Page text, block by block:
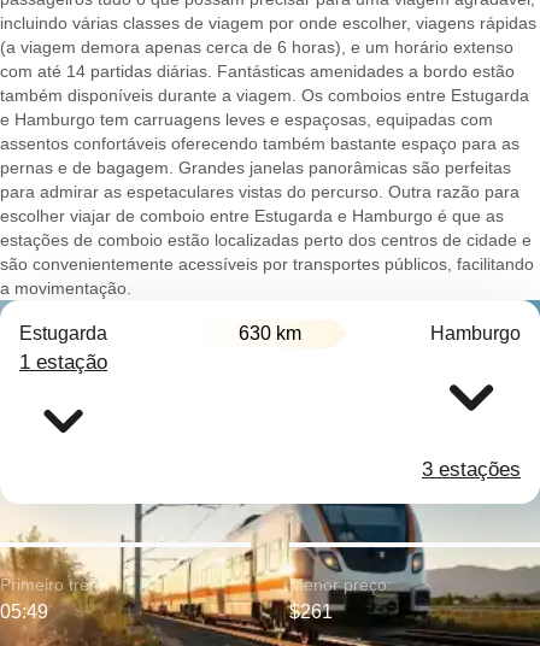
incluindo várias classes de viagem por onde escolher, viagens rápidas
(a viagem demora apenas cerca de 6 horas), e um horário extenso
com até 14 partidas diárias. Fantásticas amenidades a bordo estão
também disponíveis durante a viagem. Os comboios entre Estugarda
e Hamburgo tem carruagens leves e espaçosas, equipadas com
assentos confortáveis oferecendo também bastante espaço para as
pernas e de bagagem. Grandes janelas panorâmicas são perfeitas
para admirar as espetaculares vistas do percurso. Outra razão para
escolher viajar de comboio entre Estugarda e Hamburgo é que as
estações de comboio estão localizadas perto dos centros de cidade e
são convenientemente acessíveis por transportes públicos, facilitando
a movimentação.
Estugarda 630 km Hamburgo
1 estação
3 estações
Primeiro trem:
05:49
Menor preço:
$261